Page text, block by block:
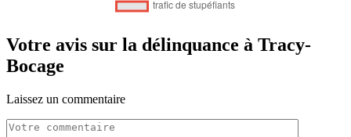
Votre avis sur la délinquance à Tracy-
Bocage
Laissez un commentaire